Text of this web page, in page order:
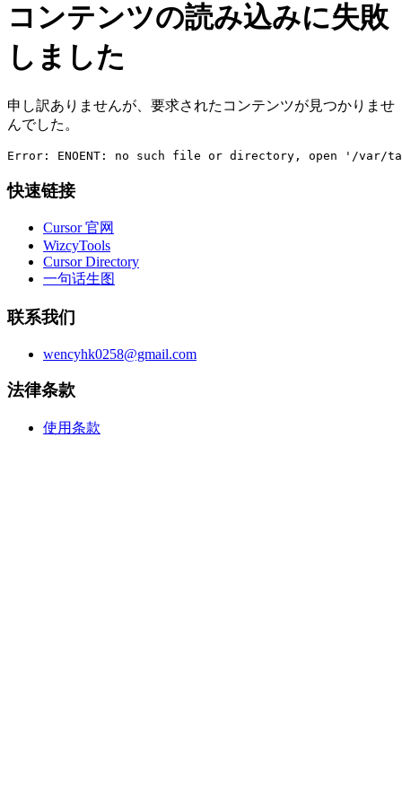
コンテンツの読み込みに失敗
しました
申し訳ありませんが、要求されたコンテンツが見つかりませ
んでした。
Error: ENOENT: no such file or directory, open '/
快速链接
Cursor 官网
WizcyTools
Cursor Directory
一句话生图
联系我们
wencyhk0258@gmail.com
法律条款
使用条款